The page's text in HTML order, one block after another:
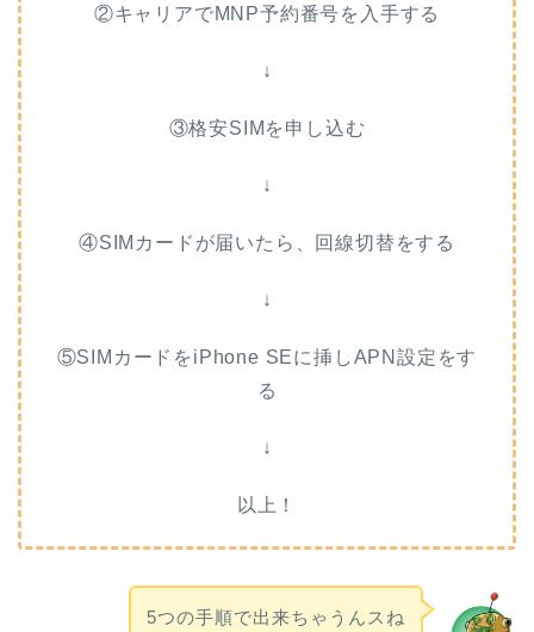
②キャリアでMNP予約番号を入手する
↓
③格安SIMを申し込む
↓
④SIMカードが届いたら、回線切替をする
↓
⑤SIMカードをiPhone SEに挿しAPN設定をす
る
↓
以上！
5つの手順で出来ちゃうんスね